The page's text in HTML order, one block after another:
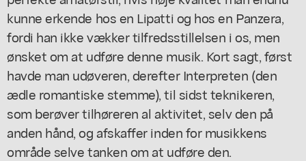
kunne erkende hos en Lipatti og hos en Panzera,
fordi han ikke vækker tilfredsstillelsen i os, men
ønsket om at udføre denne musik. Kort sagt, først
havde man udøveren, derefter Interpreten (den
ædle romantiske stemme), til sidst teknikeren,
som berøver tilhøreren al aktivitet, selv den på
anden hånd, og afskaffer inden for musikkens
område selve tanken om at udføre den.